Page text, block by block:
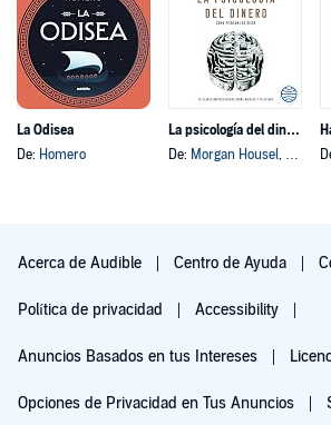
La Odisea
De: Homero
La psicología del dinero
De: Morgan Housel, y otros
Acerca de Audible Centro de Ayuda
Política de privacidad Accessibility
Anuncios Basados en tus Intereses
Opciones de Privacidad en Tus Anuncios